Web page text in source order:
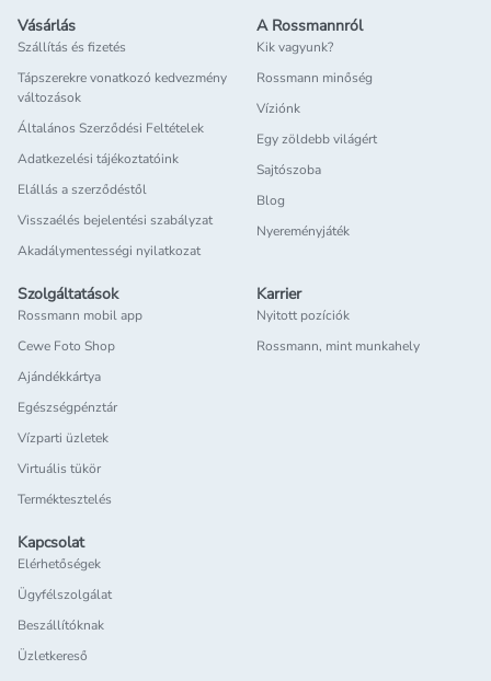
Vásárlás
Szállítás és fizetés
Tápszerekre vonatkozó kedvezmény
változások
Általános Szerződési Feltételek
Adatkezelési tájékoztatóink
Elállás a szerződéstől
Visszaélés bejelentési szabályzat
Akadálymentességi nyilatkozat
A Rossmannról
Kik vagyunk?
Rossmann minőség
Víziónk
Egy zöldebb világért
Sajtószoba
Blog
Nyereményjáték
Szolgáltatások
Rossmann mobil app
Cewe Foto Shop
Ajándékkártya
Egészségpénztár
Vízparti üzletek
Virtuális tükör
Terméktesztelés
Karrier
Nyitott pozíciók
Rossmann, mint munkahely
Kapcsolat
Elérhetőségek
Ügyfélszolgálat
Beszállítóknak
Üzletkereső